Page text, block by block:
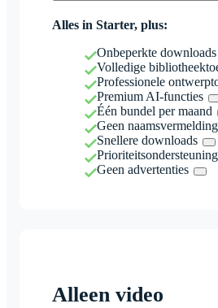
Alles in Starter, plus:
Onbeperkte downloads
Volledige
Professionele
Premium AI-functies
Één bundel per maand
Geen
Snellere downloads
Prioriteitsondersteuning
Geen advertenties
Alleen video